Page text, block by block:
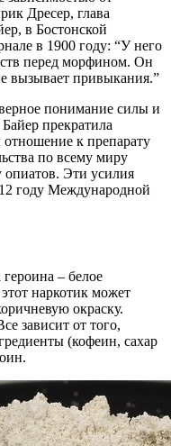
Дресер, глава
в Бостонской
в 1900 году: “У него
перед морфином. Он
вызывает привыкания.”
понимание силы и
прекратила
отношение к препарату
по всему миру
опиатов. Эти усилия
году Международной
– белое
наркотик может
окраску.
зависит от того,
(кофеин, сахар